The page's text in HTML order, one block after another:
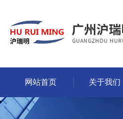
网站首页 关于我们